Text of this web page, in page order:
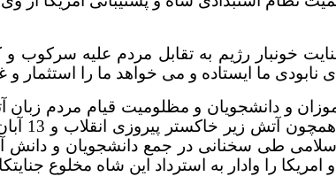
کرمان
کرمانشاه
کهگیلویه و بویراحمد
طی سخنانی در جمع دانشجویان و
را وادار به استرداد این شاه مخلوع جنایتکار